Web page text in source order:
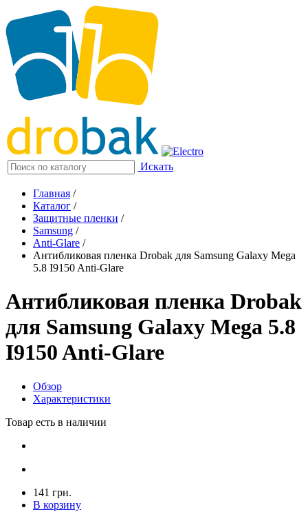
Искать
Главная /
Каталог /
Защитные пленки /
Samsung /
Anti-Glare /
Антибликовая пленка Drobak для Samsung Galaxy Mega
5.8 I9150 Anti-Glare
Антибликовая пленка Drobak
для Samsung Galaxy Mega 5.8
I9150 Anti-Glare
Обзор
Характеристики
Товар есть в наличии
141 грн.
В корзину